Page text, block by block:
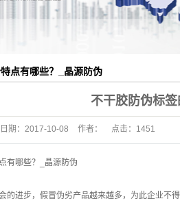
点有哪些？_晶源防伪
不干胶防伪标
期： 2017-10-08 作者： 点击： 1451
有哪些？_晶源防伪
的进步，假冒伪劣产品越来越多，为此企业不